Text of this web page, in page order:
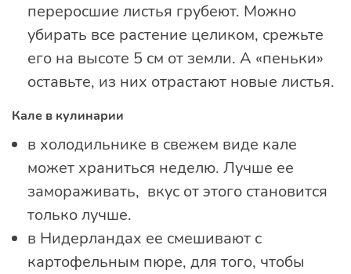
переросшие листья грубеют. Можно
убирать все растение целиком, срежьте
его на высоте 5 см от земли. А «пеньки»
оставьте, из них отрастают новые листья.
Кале в кулинарии
в холодильнике в свежем виде кале
может храниться неделю. Лучше ее
замораживать, вкус от этого становится
только лучше.
в Нидерландах ее смешивают с
картофельным пюре, для того, чтобы